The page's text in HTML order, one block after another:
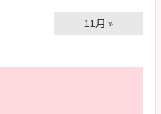
11月 »